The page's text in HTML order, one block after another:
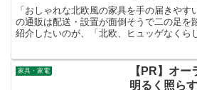
料無料・開
家具通販を
「おしゃれな北欧風の家具を手の届きや
の通販は配送・設置が面倒そうで二の足を
紹介したいのが、「北欧、ヒュッゲなくら
家具・家電
【PR】オ
明るく照ら